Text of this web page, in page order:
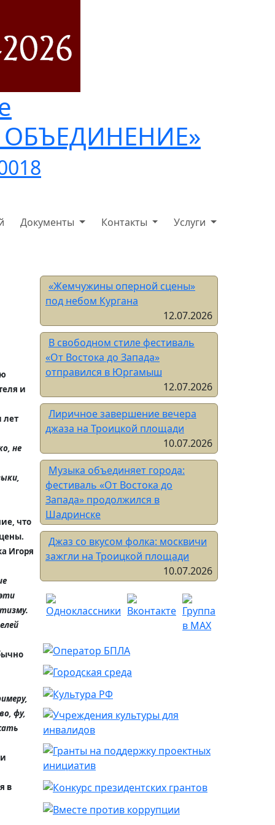
ОБЪЕДИНЕНИЕ»
Документы Контакты Услуги
и
лет
не
что
Игоря
фу,
в
«Жемчужины оперной сцены»
под небом Кургана
12.07.2026
В свободном стиле фестиваль
«От Востока до Запада»
отправился в Юргамыш
12.07.2026
Лиричное завершение вечера
джаза на Троицкой площади
10.07.2026
Музыка объединяет города:
фестиваль «От Востока до
Запада» продолжился в
Шадринске
Джаз со вкусом фолка: москвичи
зажгли на Троицкой площади
10.07.2026